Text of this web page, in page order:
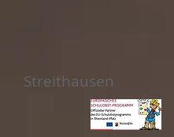
Streithausen